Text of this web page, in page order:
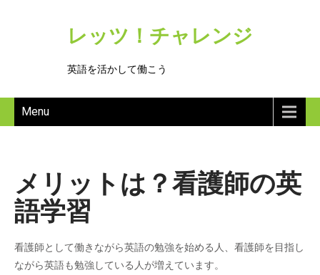
レッツ！チャレンジ
英語を活かして働こう
Menu
メリットは？看護師の英
語学習
看護師として働きながら英語の勉強を始める人、看護師を目指し
ながら英語も勉強している人が増えています。